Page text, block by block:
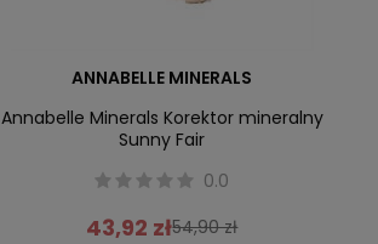
ANNABELLE MINERALS
Annabelle Minerals Korektor mineralny
Sunny Fair
0.0
43,92 zł54,90 zł